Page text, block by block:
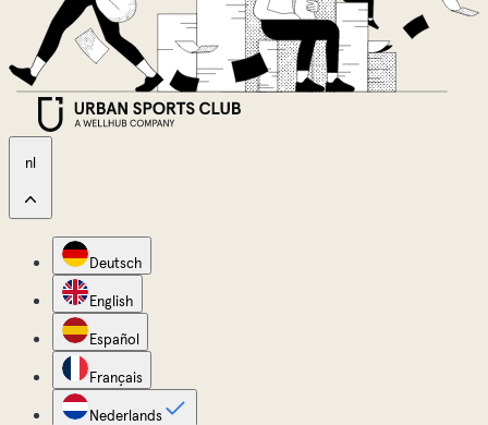
nl
Deutsch
English
Español
Français
Nederlands